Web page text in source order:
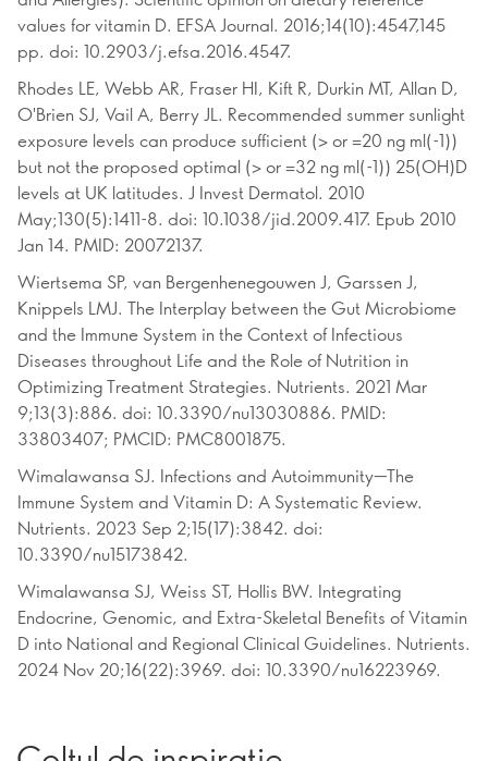
values for vitamin D. EFSA Journal. 2016;14(10):4547,145
pp. doi: 10.2903/j.efsa.2016.4547.
Rhodes LE, Webb AR, Fraser HI, Kift R, Durkin MT, Allan D,
O'Brien SJ, Vail A, Berry JL. Recommended summer sunlight
exposure levels can produce sufficient (> or =20 ng ml(-1))
but not the proposed optimal (> or =32 ng ml(-1)) 25(OH)D
levels at UK latitudes. J Invest Dermatol. 2010
May;130(5):1411-8. doi: 10.1038/jid.2009.417. Epub 2010
Jan 14. PMID: 20072137.
Wiertsema SP, van Bergenhenegouwen J, Garssen J,
Knippels LMJ. The Interplay between the Gut Microbiome
and the Immune System in the Context of Infectious
Diseases throughout Life and the Role of Nutrition in
Optimizing Treatment Strategies. Nutrients. 2021 Mar
9;13(3):886. doi: 10.3390/nu13030886. PMID:
33803407; PMCID: PMC8001875.
Wimalawansa SJ. Infections and Autoimmunity—The
Immune System and Vitamin D: A Systematic Review.
Nutrients. 2023 Sep 2;15(17):3842. doi:
10.3390/nu15173842.
Wimalawansa SJ, Weiss ST, Hollis BW. Integrating
Endocrine, Genomic, and Extra-Skeletal Benefits of Vitamin
D into National and Regional Clinical Guidelines. Nutrients.
2024 Nov 20;16(22):3969. doi: 10.3390/nu16223969.